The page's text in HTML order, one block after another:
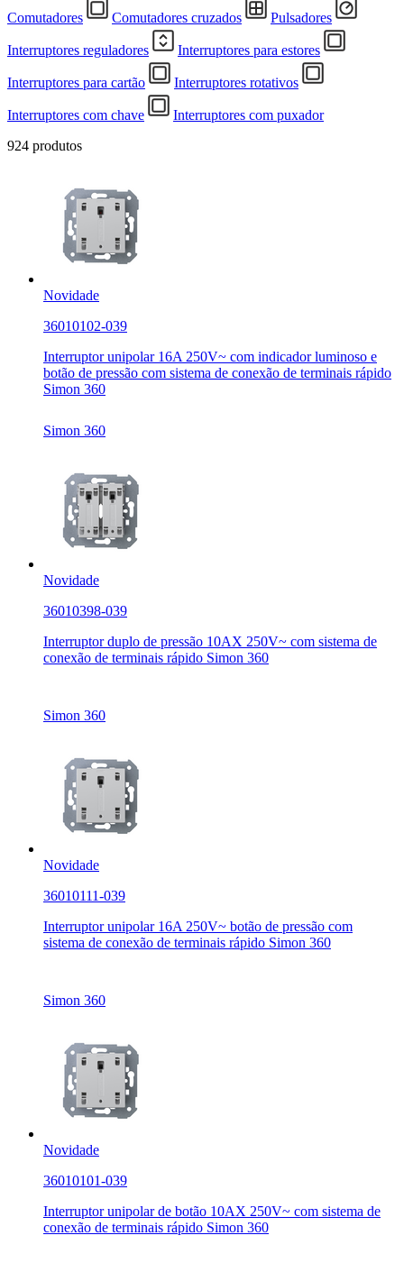
Comutadores Comutadores cruzados Pulsadores
Interruptores reguladores Interruptores para estores
Interruptores para cartão Interruptores rotativos
Interruptores com chave
Interruptores com puxador
924 produtos
Novidade
36010102-039
Interruptor unipolar 16A 250V~ com indicador luminoso e
botão de pressão com sistema de conexão de terminais rápido
Simon 360
Simon 360
Novidade
36010398-039
Interruptor duplo de pressão 10AX 250V~ com sistema de
conexão de terminais rápido Simon 360
Simon 360
Novidade
36010111-039
Interruptor unipolar 16A 250V~ botão de pressão com
sistema de conexão de terminais rápido Simon 360
Simon 360
Novidade
36010101-039
Interruptor unipolar de botão 10AX 250V~ com sistema de
conexão de terminais rápido Simon 360